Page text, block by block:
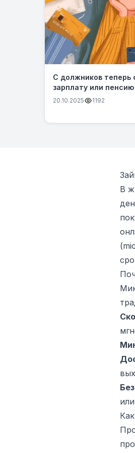
С должников теперь
зарплату или пенсию
20.10.2025 1192
В